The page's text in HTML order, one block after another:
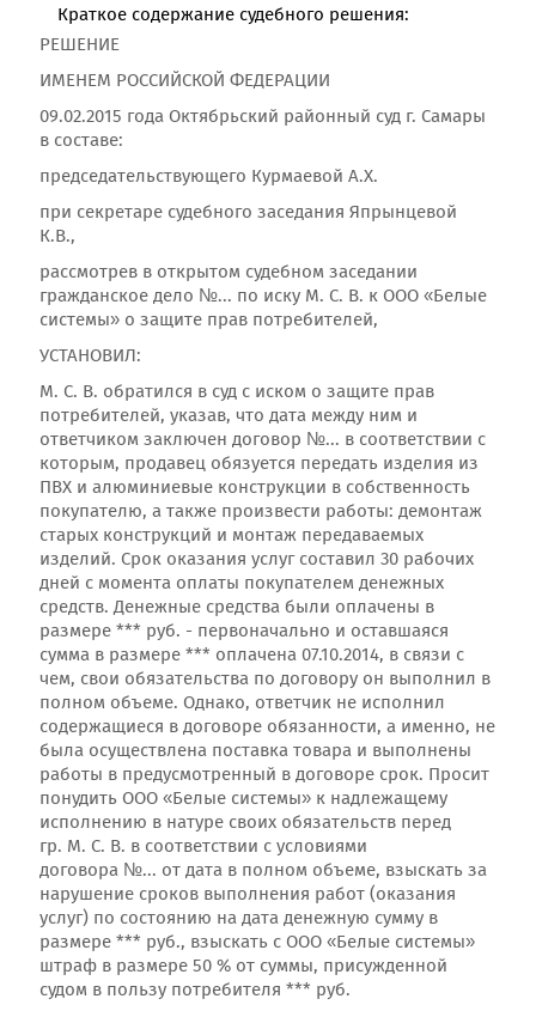
Краткое содержание судебного решения:
РЕШЕНИЕ
ИМЕНЕМ РОССИЙСКОЙ ФЕДЕРАЦИИ
09.02.2015 года Октябрьский районный суд г. Самары
в составе:
председательствующего Курмаевой А.Х.
при секретаре судебного заседания Япрынцевой
К.В.,
рассмотрев в открытом судебном заседании
гражданское дело №... по иску М. С. В. к ООО «Белые
системы» о защите прав потребителей,
УСТАНОВИЛ:
М. С. В. обратился в суд с иском о защите прав
потребителей, указав, что дата между ним и
ответчиком заключен договор №... в соответствии с
которым, продавец обязуется передать изделия из
ПВХ и алюминиевые конструкции в собственность
покупателю, а также произвести работы: демонтаж
старых конструкций и монтаж передаваемых
изделий. Срок оказания услуг составил 30 рабочих
дней с момента оплаты покупателем денежных
средств. Денежные средства были оплачены в
размере *** руб. - первоначально и оставшаяся
сумма в размере *** оплачена 07.10.2014, в связи с
чем, свои обязательства по договору он выполнил в
полном объеме. Однако, ответчик не исполнил
содержащиеся в договоре обязанности, а именно, не
была осуществлена поставка товара и выполнены
работы в предусмотренный в договоре срок. Просит
понудить ООО «Белые системы» к надлежащему
исполнению в натуре своих обязательств перед
гр. М. С. В. в соответствии с условиями
договора №... от дата в полном объеме, взыскать за
нарушение сроков выполнения работ (оказания
услуг) по состоянию на дата денежную сумму в
размере *** руб., взыскать с ООО «Белые системы»
штраф в размере 50 % от суммы, присужденной
судом в пользу потребителя *** руб.